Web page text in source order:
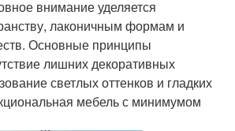
внимание уделяется
лаконичным формам и
Основные принципы
лишних декоративных
светлых оттенков и гладких
мебель с минимумом